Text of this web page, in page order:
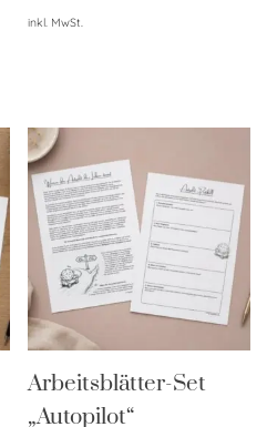
inkl. MwSt.
Arbeitsblätter-Set
„Autopilot“